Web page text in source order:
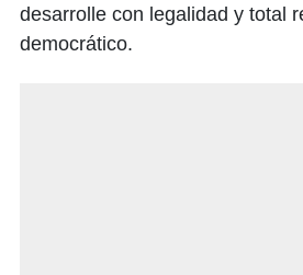
desarrolle con legalidad y total
democrático.